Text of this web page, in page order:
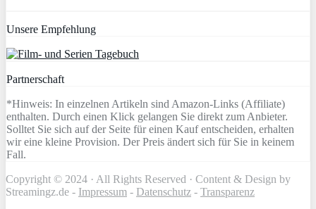
Unsere Empfehlung
Partnerschaft
*Hinweis: In einzelnen Artikeln sind Amazon-Links (Affiliate)
enthalten. Durch einen Klick gelangen Sie direkt zum Anbieter.
Solltet Sie sich auf der Seite für einen Kauf entscheiden, erhalten
wir eine kleine Provision. Der Preis ändert sich für Sie in keinem
Fall.
Copyright © 2024 · All Rights Reserved · Content & Design by
Streamingz.de - Impressum - Datenschutz - Transparenz